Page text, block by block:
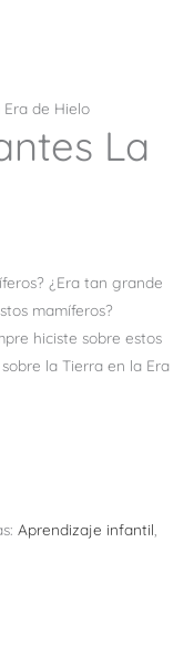
de Hielo
La
¿Era tan grande
mamíferos?
hiciste sobre estos
la Tierra en la Era
Aprendizaje infantil,